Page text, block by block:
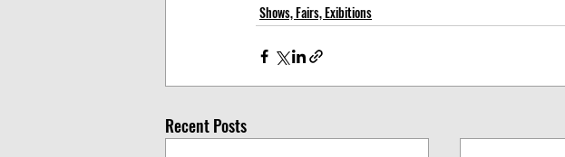
Shows, Fairs, Exibitions
Recent Posts